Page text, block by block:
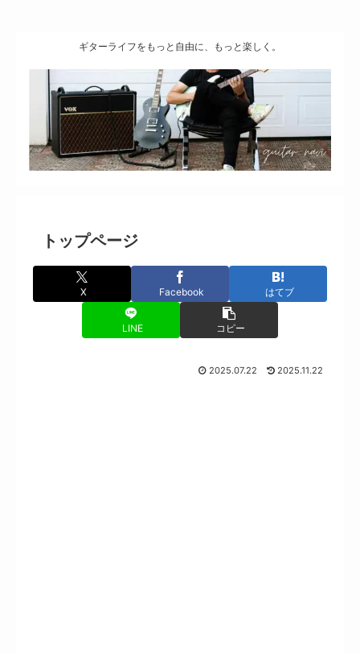
ギターライフをもっと自由に、もっと楽しく。
トップページ
X Facebook はてブ
LINE コピー
2025.07.22 2025.11.22